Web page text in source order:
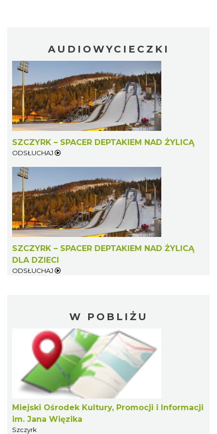
AUDIOWYCIECZKI
SZCZYRK – SPACER DEPTAKIEM NAD ŻYLICĄ
ODSŁUCHAJ
SZCZYRK – SPACER DEPTAKIEM NAD ŻYLICĄ
DLA DZIECI
ODSŁUCHAJ
W POBLIŻU
Miejski Ośrodek Kultury, Promocji i Informacji
im. Jana Więzika
Szczyrk